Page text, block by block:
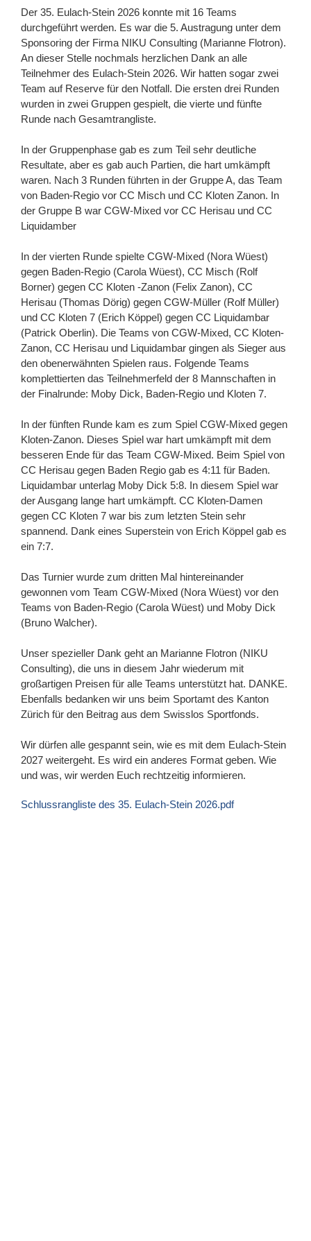
Der 35. Eulach-Stein 2026 konnte mit 16 Teams
durchgeführt werden. Es war die 5. Austragung unter dem
Sponsoring der Firma NIKU Consulting (Marianne Flotron).
An dieser Stelle nochmals herzlichen Dank an alle
Teilnehmer des Eulach-Stein 2026. Wir hatten sogar zwei
Team auf Reserve für den Notfall. Die ersten drei Runden
wurden in zwei Gruppen gespielt, die vierte und fünfte
Runde nach Gesamtrangliste.
In der Gruppenphase gab es zum Teil sehr deutliche
Resultate, aber es gab auch Partien, die hart umkämpft
waren. Nach 3 Runden führten in der Gruppe A, das Team
von Baden-Regio vor CC Misch und CC Kloten Zanon. In
der Gruppe B war CGW-Mixed vor CC Herisau und CC
Liquidamber
In der vierten Runde spielte CGW-Mixed (Nora Wüest)
gegen Baden-Regio (Carola Wüest), CC Misch (Rolf
Borner) gegen CC Kloten -Zanon (Felix Zanon), CC
Herisau (Thomas Dörig) gegen CGW-Müller (Rolf Müller)
und CC Kloten 7 (Erich Köppel) gegen CC Liquidambar
(Patrick Oberlin). Die Teams von CGW-Mixed, CC Kloten-
Zanon, CC Herisau und Liquidambar gingen als Sieger aus
den obenerwähnten Spielen raus. Folgende Teams
komplettierten das Teilnehmerfeld der 8 Mannschaften in
der Finalrunde: Moby Dick, Baden-Regio und Kloten 7.
In der fünften Runde kam es zum Spiel CGW-Mixed gegen
Kloten-Zanon. Dieses Spiel war hart umkämpft mit dem
besseren Ende für das Team CGW-Mixed. Beim Spiel von
CC Herisau gegen Baden Regio gab es 4:11 für Baden.
Liquidambar unterlag Moby Dick 5:8. In diesem Spiel war
der Ausgang lange hart umkämpft. CC Kloten-Damen
gegen CC Kloten 7 war bis zum letzten Stein sehr
spannend. Dank eines Superstein von Erich Köppel gab es
ein 7:7.
Das Turnier wurde zum dritten Mal hintereinander
gewonnen vom Team CGW-Mixed (Nora Wüest) vor den
Teams von Baden-Regio (Carola Wüest) und Moby Dick
(Bruno Walcher).
Unser spezieller Dank geht an Marianne Flotron (NIKU
Consulting), die uns in diesem Jahr wiederum mit
großartigen Preisen für alle Teams unterstützt hat. DANKE.
Ebenfalls bedanken wir uns beim Sportamt des Kanton
Zürich für den Beitrag aus dem Swisslos Sportfonds.
Wir dürfen alle gespannt sein, wie es mit dem Eulach-Stein
2027 weitergeht. Es wird ein anderes Format geben. Wie
und was, wir werden Euch rechtzeitig informieren.
Schlussrangliste des 35. Eulach-Stein 2026.pdf